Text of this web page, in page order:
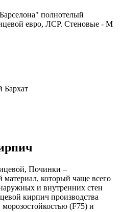
полнотелый
евро, ЛСР. Стеновые - М
Бархат
Починки –
который чаще всего
и внутренних стен
кирпич производства
(F75) и